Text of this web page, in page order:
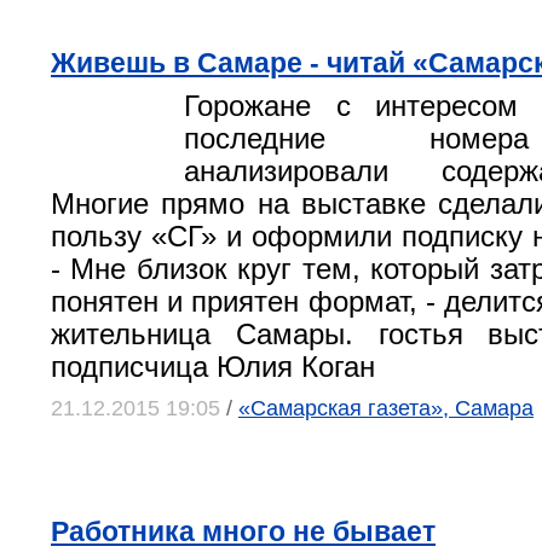
Живешь в Самаре - читай
Горожане с интересом
последние
анализировали
Многие прямо на выставке
пользу «СГ» и оформили подписку
- Мне близок круг тем, который
понятен и приятен формат, -
жительница Самары. гостья
подписчица Юлия Коган
21.12.2015 19:05 / «Самарская газета», Самара
Работника много не бывает